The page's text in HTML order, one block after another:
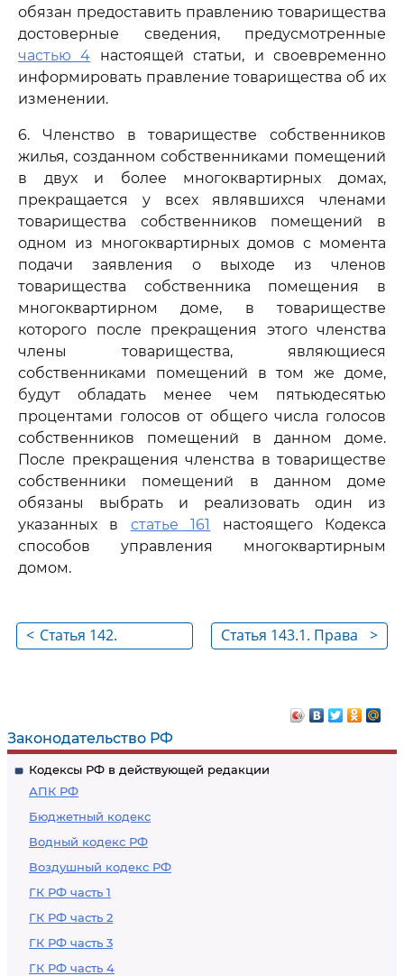
Законодательство РФ
Кодексы РФ в действующей редакции
АПК РФ
Бюджетный кодекс
Водный кодекс РФ
Воздушный кодекс РФ
ГК РФ часть 1
ГК РФ часть 2
ГК РФ часть 3
ГК РФ часть 4
обязан предоставить правлению товарищества
достоверные сведения, предусмотренные
частью 4 настоящей статьи, и своевременно
информировать правление товарищества об их
изменении.
6. Членство в товариществе собственников
жилья, созданном собственниками помещений
в двух и более многоквартирных домах,
прекращается у всех являвшихся членами
товарищества собственников помещений в
одном из многоквартирных домов с момента
подачи заявления о выходе из членов
товарищества собственника помещения в
многоквартирном доме, в товариществе
которого после прекращения этого членства
члены товарищества, являющиеся
собственниками помещений в том же доме,
будут обладать менее чем пятьюдесятью
процентами голосов от общего числа голосов
собственников помещений в данном доме.
После прекращения членства в товариществе
собственники помещений в данном доме
обязаны выбрать и реализовать один из
указанных в статье 161
настоящего Кодекса
способов управления многоквартирным
домом.
< Статья 142.
>
Статья 143.1. Права
собственников
жилья и не
являющихся
членами